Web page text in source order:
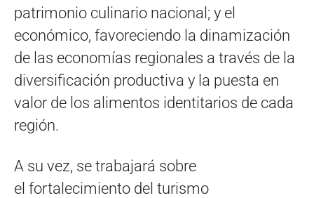
patrimonio culinario nacional; y el
económico, favoreciendo la dinamización
de las economías regionales a través de la
diversificación productiva y la puesta en
valor de los alimentos identitarios de cada
región.
A su vez, se trabajará sobre
el fortalecimiento del turismo